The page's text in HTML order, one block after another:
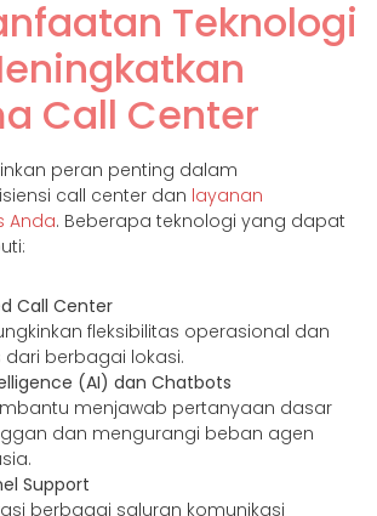
Teknologi
Call Center
peran penting dalam
call center dan layanan
Anda. Beberapa teknologi yang dapat
Call Center
fleksibilitas operasional dan
dari berbagai lokasi.
(AI) dan Chatbots
menjawab pertanyaan dasar
dan mengurangi beban agen
Support
berbagai saluran komunikasi